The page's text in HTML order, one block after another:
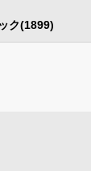
ク(1899)